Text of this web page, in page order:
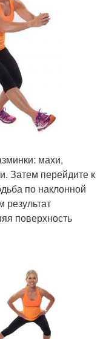
махи,
Затем перейдите к
по наклонной
результат
поверхность